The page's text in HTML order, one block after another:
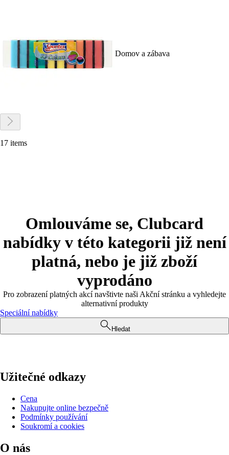
Domov a zábava
17 items
Omlouváme se, Clubcard
nabídky v této kategorii již není
platná, nebo je již zboží
vyprodáno
Pro zobrazení platných akcí navštivte naši Akční stránku a vyhledejte
alternativní produkty
Speciální nabídky
Hledat
Užitečné odkazy
Cena
Nakupujte online bezpečně
Podmínky používání
Soukromí a cookies
O nás